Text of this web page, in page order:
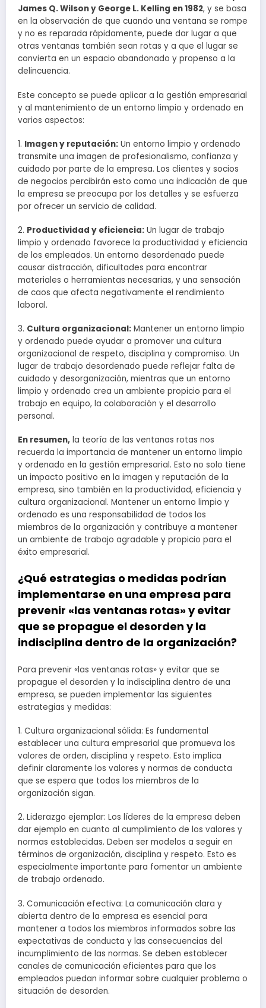
James Q. Wilson y George L. Kelling en 1982, y se basa
en la observación de que cuando una ventana se rompe
y no es reparada rápidamente, puede dar lugar a que
otras ventanas también sean rotas y a que el lugar se
convierta en un espacio abandonado y propenso a la
delincuencia.
Este concepto se puede aplicar a la gestión empresarial
y al mantenimiento de un entorno limpio y ordenado en
varios aspectos:
1. Imagen y reputación: Un entorno limpio y ordenado
transmite una imagen de profesionalismo, confianza y
cuidado por parte de la empresa. Los clientes y socios
de negocios percibirán esto como una indicación de que
la empresa se preocupa por los detalles y se esfuerza
por ofrecer un servicio de calidad.
2. Productividad y eficiencia: Un lugar de trabajo
limpio y ordenado favorece la productividad y eficiencia
de los empleados. Un entorno desordenado puede
causar distracción, dificultades para encontrar
materiales o herramientas necesarias, y una sensación
de caos que afecta negativamente el rendimiento
laboral.
3. Cultura organizacional: Mantener un entorno limpio
y ordenado puede ayudar a promover una cultura
organizacional de respeto, disciplina y compromiso. Un
lugar de trabajo desordenado puede reflejar falta de
cuidado y desorganización, mientras que un entorno
limpio y ordenado crea un ambiente propicio para el
trabajo en equipo, la colaboración y el desarrollo
personal.
En resumen, la teoría de las ventanas rotas nos
recuerda la importancia de mantener un entorno limpio
y ordenado en la gestión empresarial. Esto no solo tiene
un impacto positivo en la imagen y reputación de la
empresa, sino también en la productividad, eficiencia y
cultura organizacional. Mantener un entorno limpio y
ordenado es una responsabilidad de todos los
miembros de la organización y contribuye a mantener
un ambiente de trabajo agradable y propicio para el
éxito empresarial.
¿Qué estrategias o medidas podrían
implementarse en una empresa para
prevenir «las ventanas rotas» y evitar
que se propague el desorden y la
indisciplina dentro de la organización?
Para prevenir «las ventanas rotas» y evitar que se
propague el desorden y la indisciplina dentro de una
empresa, se pueden implementar las siguientes
estrategias y medidas:
1. Cultura organizacional sólida: Es fundamental
establecer una cultura empresarial que promueva los
valores de orden, disciplina y respeto. Esto implica
definir claramente los valores y normas de conducta
que se espera que todos los miembros de la
organización sigan.
2. Liderazgo ejemplar: Los líderes de la empresa deben
dar ejemplo en cuanto al cumplimiento de los valores y
normas establecidas. Deben ser modelos a seguir en
términos de organización, disciplina y respeto. Esto es
especialmente importante para fomentar un ambiente
de trabajo ordenado.
3. Comunicación efectiva: La comunicación clara y
abierta dentro de la empresa es esencial para
mantener a todos los miembros informados sobre las
expectativas de conducta y las consecuencias del
incumplimiento de las normas. Se deben establecer
canales de comunicación eficientes para que los
empleados puedan informar sobre cualquier problema o
situación de desorden.